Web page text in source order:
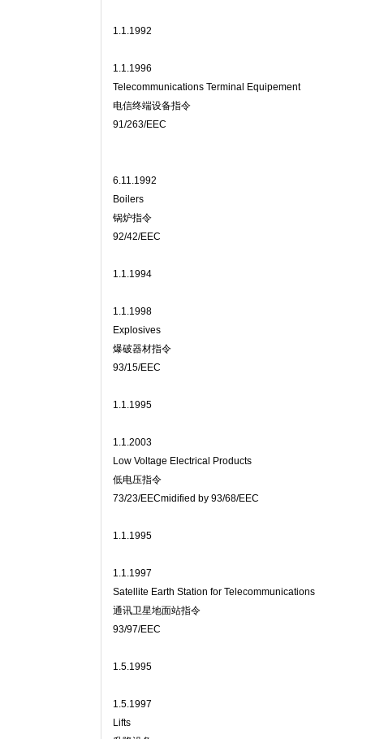
1.1.1992
1.1.1996
Telecommunications Terminal Equipement
电信终端设备指令
91/263/EEC
6.11.1992
Boilers
锅炉指令
92/42/EEC
1.1.1994
1.1.1998
Explosives
爆破器材指令
93/15/EEC
1.1.1995
1.1.2003
Low Voltage Electrical Products
低电压指令
73/23/EECmidified by 93/68/EEC
1.1.1995
1.1.1997
Satellite Earth Station for Telecommunications
通讯卫星地面站指令
93/97/EEC
1.5.1995
1.5.1997
Lifts